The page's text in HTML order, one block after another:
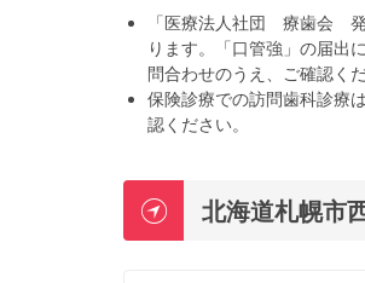
「医療法人社団 療歯会 発
ります。「口管強」の届出
問合わせのうえ、ご確認くだ
保険診療での訪問歯科診療
認ください。
北海道札幌市